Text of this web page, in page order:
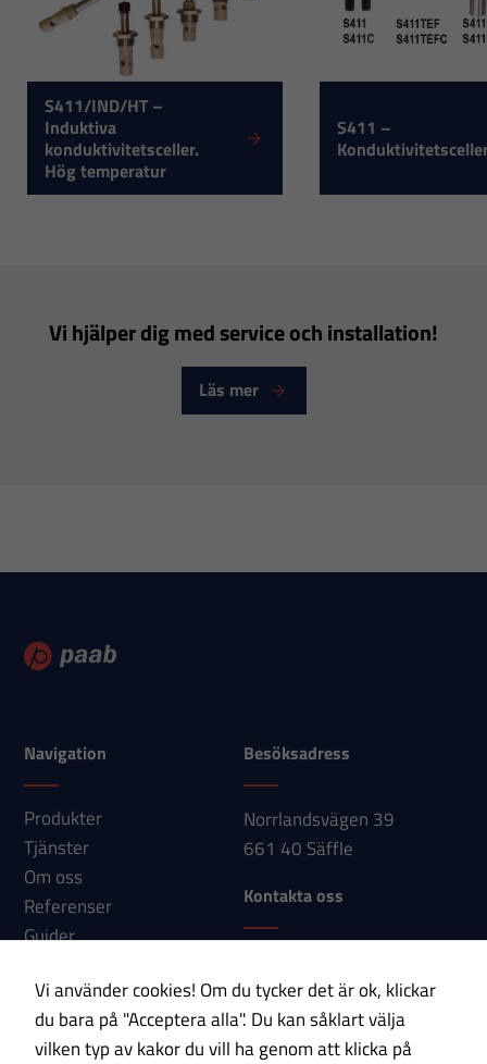
S411/IND/HT –
Induktiva
konduktivitetsceller.
Hög temperatur
S411 –
Vi hjälper dig med service och installation!
Läs mer
Navigation
Produkter
Tjänster
Om oss
Referenser
Guider
Kontakt
Besöksadress
Norrlandsvägen 39
661 40 Säffle
Kontakta oss
E-post:
info@paab.com
Vi använder cookies! Om du tycker det är ok, klickar
du bara på "Acceptera alla". Du kan såklart välja
vilken typ av kakor du vill ha genom att klicka på
Nödvändiga
behövs för
För att vi ska
kunna
baserat på
Upplevelse
prestera så
bra som
möjligt under
Om du nekar
cookies
kommer viss
funktionalitet